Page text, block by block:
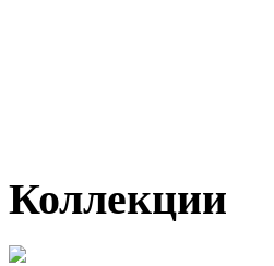
Коллекции